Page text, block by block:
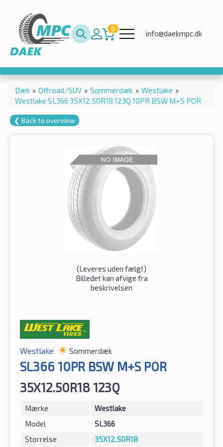
0
info@daekmpc.dk
Dæk » Offroad/SUV » Sommerdæk » Westlake »
Westlake SL366 35X12.50R18 123Q 10PR BSW M+S POR
❮ Back to overview
(Leveres uden fælg!)
Billedet kan afvige fra
beskrivelsen
Westlake Sommerdæk
SL366 10PR BSW M+S POR
35X12.50R18 123Q
Mærke
Westlake
Model
SL366
Størrelse
35X12.50R18